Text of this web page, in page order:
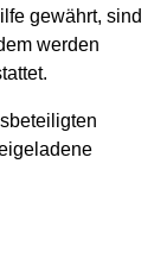
gewährt, sind
werden